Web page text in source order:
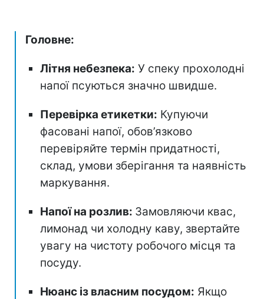
Головне:
Літня небезпека: У спеку прохолодні
напої псуються значно швидше.
Перевірка етикетки: Купуючи
фасовані напої, обов’язково
перевіряйте термін придатності,
склад, умови зберігання та наявність
маркування.
Напої на розлив: Замовляючи квас,
лимонад чи холодну каву, звертайте
увагу на чистоту робочого місця та
посуду.
Нюанс із власним посудом: Якщо